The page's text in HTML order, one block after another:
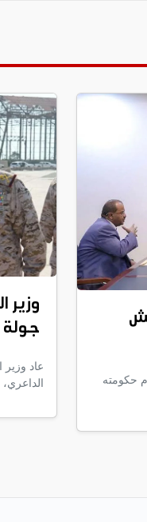
حكومته
وزير
جولة
عاد